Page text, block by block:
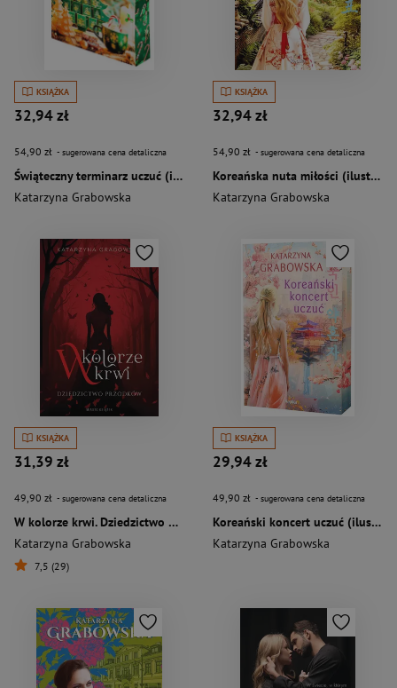
KSIĄŻKA
32,94 zł
54,90 zł - sugerowana cena detaliczna
Świąteczny terminarz uczuć (ilustrowane brzegi)
Katarzyna Grabowska
KSIĄŻKA
32,94 zł
54,90 zł - sugerowana cena detaliczna
Koreańska nuta miłości (ilustrowane brzegi)
Katarzyna Grabowska
KSIĄŻKA
31,39 zł
49,90 zł - sugerowana cena detaliczna
W kolorze krwi. Dziedzictwo przodków
Katarzyna Grabowska
7,5 (29)
KSIĄŻKA
29,94 zł
49,90 zł - sugerowana cena detaliczna
Koreański koncert uczuć (ilustrowane brzegi)
Katarzyna Grabowska